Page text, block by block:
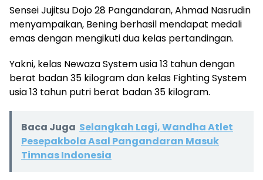
Sensei Jujitsu Dojo 28 Pangandaran, Ahmad Nasrudin
menyampaikan, Bening berhasil mendapat medali
emas dengan mengikuti dua kelas pertandingan.
Yakni, kelas Newaza System usia 13 tahun dengan
berat badan 35 kilogram dan kelas Fighting System
usia 13 tahun putri berat badan 35 kilogram.
Baca Juga Selangkah Lagi, Wandha Atlet
Pesepakbola Asal Pangandaran Masuk
Timnas Indonesia